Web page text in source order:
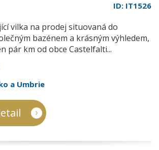
ID: IT1526
vilka na prodej situovaná do
bazénem a krásným výhledem,
pár km od obce Castelfalti...
a Umbrie